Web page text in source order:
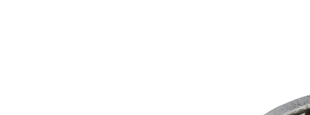
生产都匀翻砂铸造的工具和设